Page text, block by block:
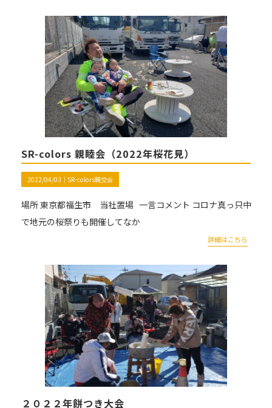
SR-colors 親睦会（2022年桜花見）
2022/04/03｜ SR-colors親交会
場所 東京都福生市 当社置場 一言コメント コロナ真っ只中
で地元の桜祭りも開催してなか
詳細はこちら
２０２２年餅つき大会